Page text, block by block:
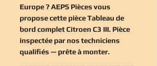
Europe ? AEPS Pièces vous
propose cette pièce Tableau de
bord complet Citroen C3 III. Pièce
inspectée par nos techniciens
qualifiés — prête à monter.